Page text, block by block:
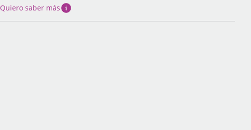
Quiero saber más